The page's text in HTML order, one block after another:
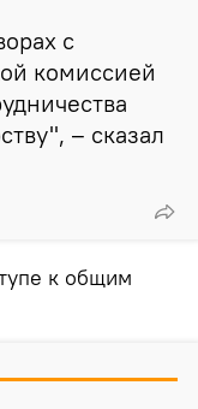
с
комиссией
– сказал
к общим